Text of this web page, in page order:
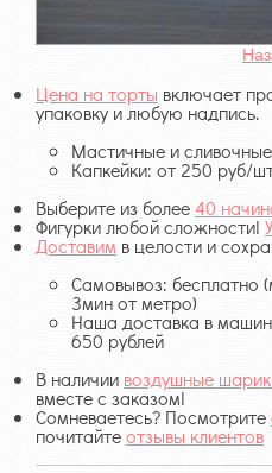
Цена на торты включает
упаковку и любую надпись.
Мастичные и
Капкейки: от 250 руб/
Выберите из более 40
Фигурки любой сложности!
Доставим в целости и
Самовывоз: бесплатно
3мин от метро)
Наша доставка в
650 рублей
В наличии воздушные
вместе с заказом!
Сомневаетесь? Посмотрите
почитайтеотзывы клиентов